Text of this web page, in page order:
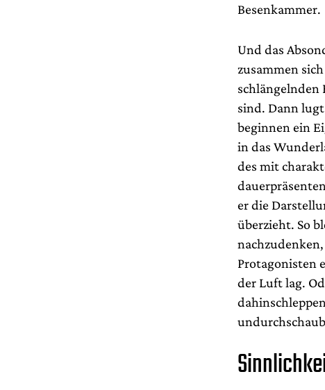
Besenkammer.
Und das
zusammen
schlängelnden
sind. Dann
beginnen ein
in das
des mit
er die
überzieht. So
Protagonisten
der Luft lag.